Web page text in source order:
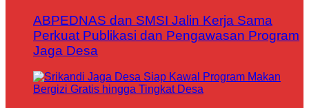
ABPEDNAS dan SMSI Jalin Kerja Sama
Perkuat Publikasi dan Pengawasan Program
Jaga Desa